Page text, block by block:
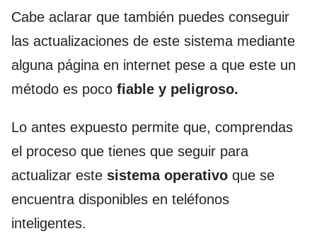
Cabe aclarar que también puedes conseguir
las actualizaciones de este sistema mediante
alguna página en internet pese a que este un
método es poco fiable y peligroso.
Lo antes expuesto permite que, comprendas
el proceso que tienes que seguir para
actualizar este sistema operativo que se
encuentra disponibles en teléfonos
inteligentes.